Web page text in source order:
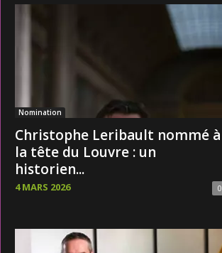
Nomination
Christophe Leribault nommé à
la tête du Louvre : un
historien...
4 MARS 2026 0